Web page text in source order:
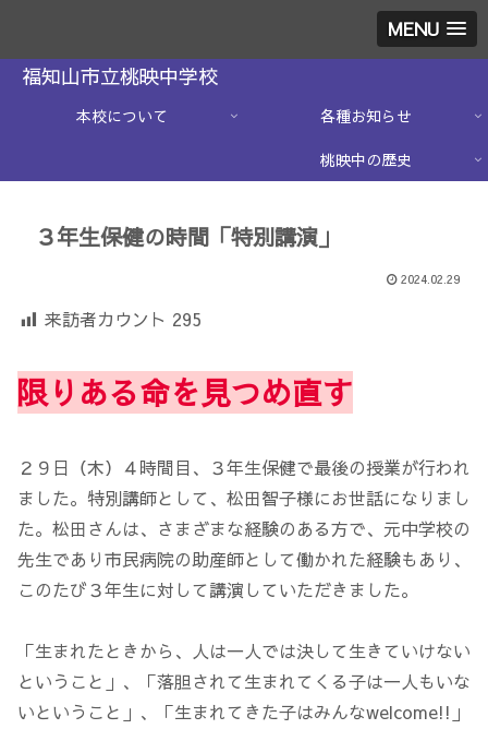
MENU
福知山市立桃映中学校
本校について
各種お知らせ
桃映中の歴史
３年生保健の時間「特別講演」
2024.02.29
来訪者カウント 295
限りある命を見つめ直す
２９日（木）４時間目、３年生保健で最後の授業が行われ
ました。特別講師として、松田智子様にお世話になりまし
た。松田さんは、さまざまな経験のある方で、元中学校の
先生であり市民病院の助産師として働かれた経験もあり、
このたび３年生に対して講演していただきました。
「生まれたときから、人は一人では決して生きていけない
ということ」、「落胆されて生まれてくる子は一人もいな
いということ」、「生まれてきた子はみんなwelcome!!」